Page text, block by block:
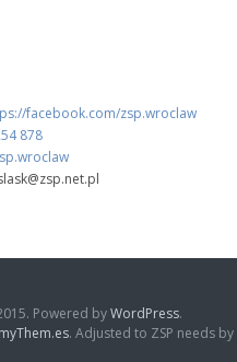
facebook.com/zsp.wroclaw
878
Powered byWordPress.
myThem.es. Adjusted to ZSP needs by